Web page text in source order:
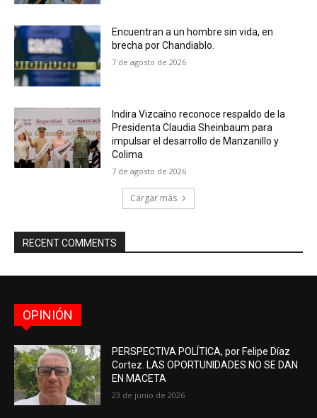
Encuentran a un hombre sin vida, en
brecha por Chandiablo.
7 de agosto de 2026
Indira Vizcaíno reconoce respaldo de la
Presidenta Claudia Sheinbaum para
impulsar el desarrollo de Manzanillo y
Colima
7 de agosto de 2026
Cargar más
RECENT COMMENTS
OPINIÓN
PERSPECTIVA POLÍTICA, por Felipe Díaz
Cortez. LAS OPORTUNIDADES NO SE DAN
EN MACETA
23 de junio de 2026